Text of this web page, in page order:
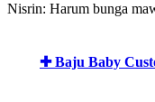
Nisrin: Harum bunga
✚ Baju Baby